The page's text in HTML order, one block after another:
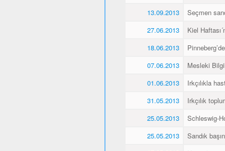
13.09.2013
Seçmen
27.06.2013
Kiel
18.06.2013
07.06.2013
Mesleki
01.06.2013
Irkçılıkla
31.05.2013
Irkçılık
25.05.2013
Schleswig-
25.05.2013
Sandık